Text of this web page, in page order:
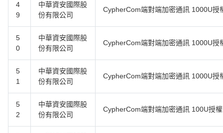
4
9
中華資安國際股
份有限公司
CypherCom端對端加密通訊 1000U授
5
0
中華資安國際股
份有限公司
CypherCom端對端加密通訊 1000U授
5
1
中華資安國際股
份有限公司
CypherCom端對端加密通訊 1000U授
5
2
中華資安國際股
份有限公司
CypherCom端對端加密通訊 100U授權